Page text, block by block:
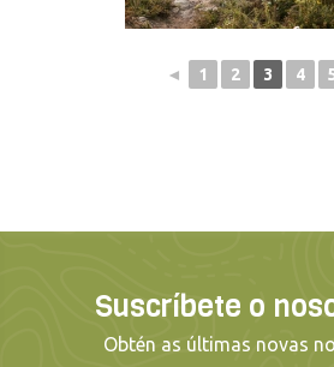
◄ 1 2 3 4
Suscríbete o
Obtén as últimas novas